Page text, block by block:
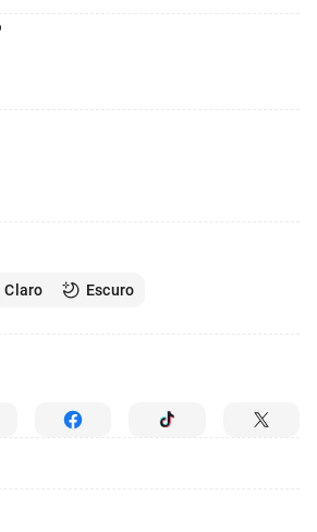
Claro Escuro